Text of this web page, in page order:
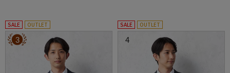
SALE OUTLET
3
SALE OUTLET
4